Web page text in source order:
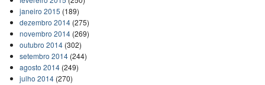
janeiro 2015 (189)
dezembro 2014(275)
novembro 2014(269)
outubro 2014(302)
setembro 2014(244)
agosto 2014(249)
julho 2014(270)